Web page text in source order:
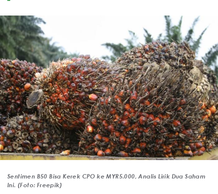
Sentimen B50 Bisa Kerek CPO ke MYR5.000, Analis Lirik Dua Saham
Ini. (Foto: Freepik)